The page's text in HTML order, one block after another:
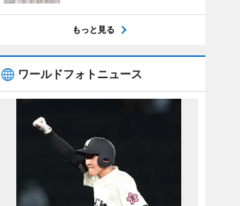
もっと見る
ワールドフォトニュース